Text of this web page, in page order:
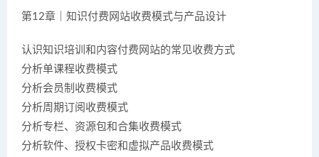
第12章｜知识付费网站收费模式与产品设计
认识知识培训和内容付费网站的常见收费方式
分析单课程收费模式
分析会员制收费模式
分析周期订阅收费模式
分析专栏、资源包和合集收费模式
分析软件、授权卡密和虚拟产品收费模式